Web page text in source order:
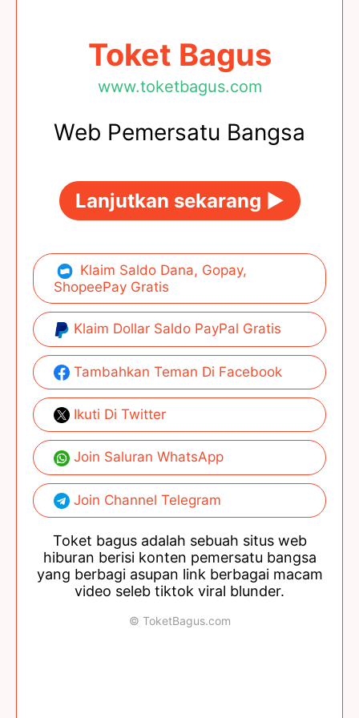
Toket Bagus
www.toketbagus.com
Web Pemersatu Bangsa
Lanjutkan sekarang ►
Klaim Saldo Dana, Gopay,
ShopeePay Gratis
Klaim Dollar Saldo PayPal Gratis
Tambahkan Teman Di Facebook
Ikuti Di Twitter
Join Saluran WhatsApp
Join Channel Telegram
Toket bagus adalah sebuah situs web
hiburan berisi konten pemersatu bangsa
yang berbagi asupan link berbagai macam
video seleb tiktok viral blunder.
© ToketBagus.com